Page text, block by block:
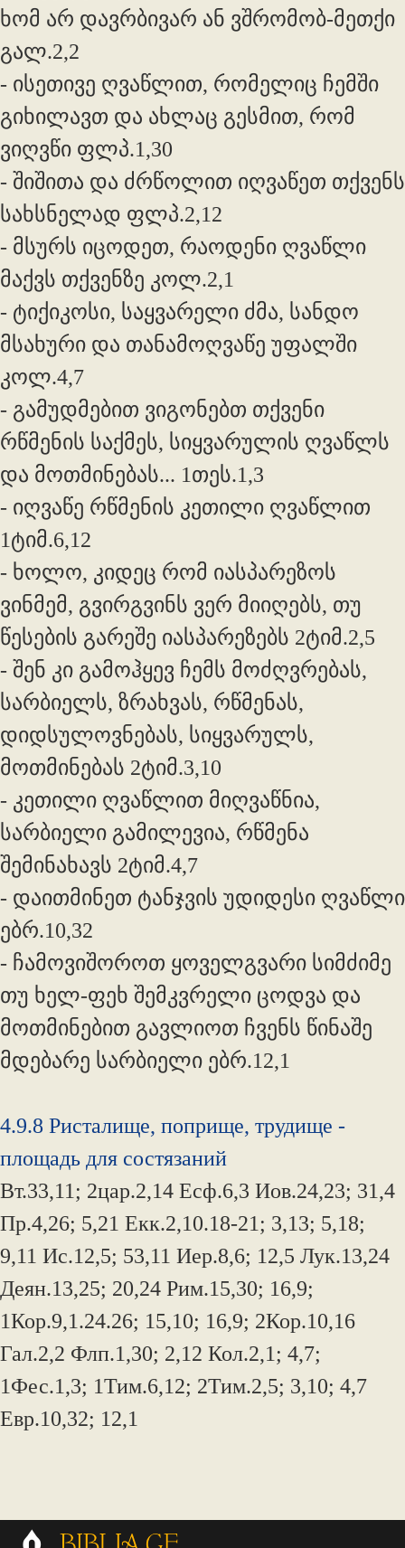
ხომ არ დავრბივარ ან ვშრომობ-მეთქი
გალ.2,2
- ისეთივე ღვაწლით, რომელიც ჩემში
გიხილავთ და ახლაც გესმით, რომ
ვიღვწი ფლპ.1,30
- შიშითა და ძრწოლით იღვაწეთ თქვენს
სახსნელად ფლპ.2,12
- მსურს იცოდეთ, რაოდენი ღვაწლი
მაქვს თქვენზე კოლ.2,1
- ტიქიკოსი, საყვარელი ძმა, სანდო
მსახური და თანამოღვაწე უფალში
კოლ.4,7
- გამუდმებით ვიგონებთ თქვენი
რწმენის საქმეს, სიყვარულის ღვაწლს
და მოთმინებას... 1თეს.1,3
- იღვაწე რწმენის კეთილი ღვაწლით
1ტიმ.6,12
- ხოლო, კიდეც რომ იასპარეზოს
ვინმემ, გვირგვინს ვერ მიიღებს, თუ
წესების გარეშე იასპარეზებს 2ტიმ.2,5
- შენ კი გამოჰყევ ჩემს მოძღვრებას,
სარბიელს, ზრახვას, რწმენას,
დიდსულოვნებას, სიყვარულს,
მოთმინებას 2ტიმ.3,10
- კეთილი ღვაწლით მიღვაწნია,
სარბიელი გამილევია, რწმენა
შემინახავს 2ტიმ.4,7
- დაითმინეთ ტანჯვის უდიდესი ღვაწლი
ებრ.10,32
- ჩამოვიშოროთ ყოველგვარი სიმძიმე
თუ ხელ-ფეხ შემკვრელი ცოდვა და
მოთმინებით გავლიოთ ჩვენს წინაშე
მდებარე სარბიელი ებრ.12,1
4.9.8 Ристалище, поприще, трудище -
площадь для состязаний
Вт.33,11; 2цар.2,14 Есф.6,3 Иов.24,23; 31,4
Пр.4,26; 5,21 Екк.2,10.18-21; 3,13; 5,18;
9,11 Ис.12,5; 53,11 Иер.8,6; 12,5 Лук.13,24
Деян.13,25; 20,24 Рим.15,30; 16,9;
1Кор.9,1.24.26; 15,10; 16,9; 2Кор.10,16
Гал.2,2 Флп.1,30; 2,12 Кол.2,1; 4,7;
1Фес.1,3; 1Тим.6,12; 2Тим.2,5; 3,10; 4,7
Евр.10,32; 12,1